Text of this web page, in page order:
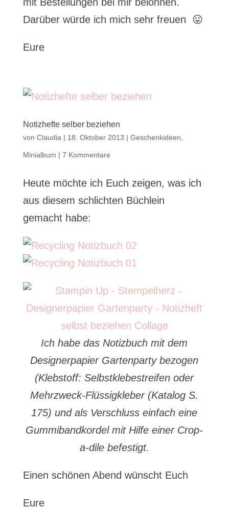
Darüber würde ich mich sehr freuen 😛
Eure
Notizhefte selber beziehen
von Claudia | 18. Oktober 2013 | Geschenkideen
Minialbum | 7 Kommentare
Heute möchte ich Euch zeigen, was ich
aus diesem schlichten Büchlein
gemacht habe:
Ich habe das Notizbuch mit dem
Designerpapier Gartenparty bezogen
(Klebstoff: Selbstklebestreifen oder
Mehrzweck-Flüssigkleber (Katalog S.
175) und als Verschluss einfach eine
Gummibandkordel mit Hilfe einer Crop-
a-dile befestigt.
Einen schönen Abend wünscht Euch
Eure